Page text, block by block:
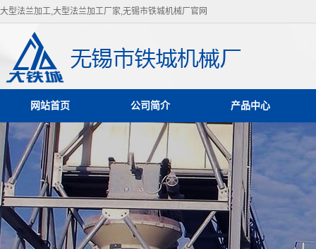
大型法兰加工,大型法兰加工厂家,无锡市铁城机械厂官网
网站首页 公司简介 产品中心